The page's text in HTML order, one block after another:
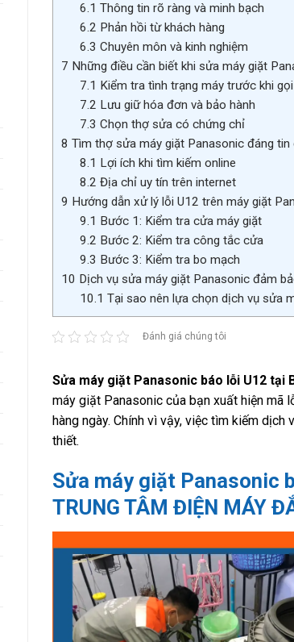
6.1 Thông tin rõ ràng và minh bạch
6.2 Phản hồi từ khách hàng
6.3 Chuyên môn và kinh nghiệm
7 Những điều cần biết khi sửa máy giặt
7.1 Kiểm tra tình trạng máy trước khi
7.2 Lưu giữ hóa đơn và bảo hành
7.3 Chọn thợ sửa có chứng chỉ
8 Tìm thợ sửa máy giặt Panasonic đáng
8.1 Lợi ích khi tìm kiếm online
8.2 Địa chỉ uy tín trên internet
9 Hướng dẫn xử lý lỗi U12 trên máy giặt
9.1 Bước 1: Kiểm tra cửa máy giặt
9.2 Bước 2: Kiểm tra công tắc cửa
9.3 Bước 3: Kiểm tra bo mạch
10 Dịch vụ sửa máy giặt Panasonic đảm
10.1 Tại sao nên lựa chọn dịch vụ sửa
Đánh giá chúng tôi
Sửa máy giặt Panasonic báo lỗi U12 tại
máy giặt Panasonic của bạn xuất hiện mã
hàng ngày. Chính vì vậy, việc tìm kiếm
thiết.
Sửa máy giặt Panasonic
TRUNG TÂM ĐIỆN MÁY